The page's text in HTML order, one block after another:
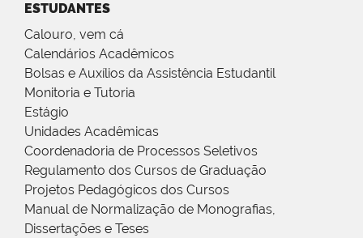
ESTUDANTES
Calouro, vem cá
Calendários Acadêmicos
Bolsas e Auxílios da Assistência Estudantil
Monitoria e Tutoria
Estágio
Unidades Acadêmicas
Coordenadoria de Processos Seletivos
Regulamento dos Cursos de Graduação
Projetos Pedagógicos dos Cursos
Manual de Normalização de Monografias,
Dissertações e Teses